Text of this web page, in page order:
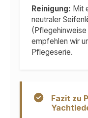
Reinigung: Mit
neutraler
empfehlen wir
Pflegeserie.
Fazit zu